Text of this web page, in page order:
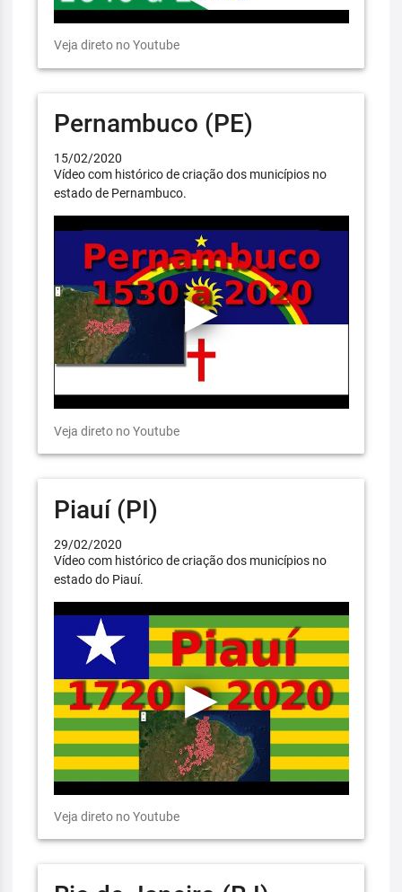
Veja direto no Youtube
Pernambuco (PE)
15/02/2020
Vídeo com histórico de criação dos municípios no
estado de Pernambuco.
Veja direto no Youtube
Piauí (PI)
29/02/2020
Vídeo com histórico de criação dos municípios no
estado do Piauí.
Veja direto no Youtube